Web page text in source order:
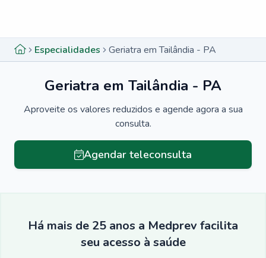
Especialidades Geriatra em Tailândia - PA
Geriatra em Tailândia - PA
Aproveite os valores reduzidos e agende agora a sua
consulta.
Agendar teleconsulta
Há mais de 25 anos a Medprev facilita
seu acesso à saúde